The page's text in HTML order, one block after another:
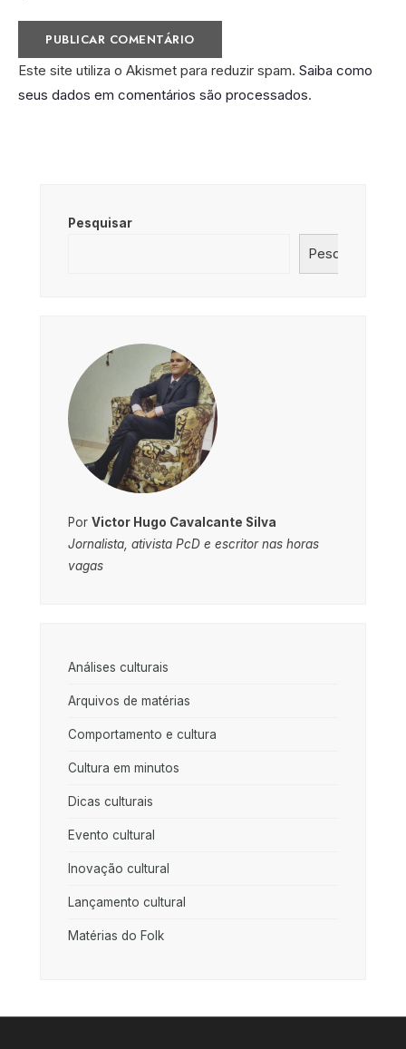
Este site utiliza o Akismet para reduzir spam. Saiba como
seus dados em comentários são processados.
Pesquisar
Pesquisar
Por Victor Hugo Cavalcante Silva
Jornalista, ativista PcD e escritor nas horas
vagas
Análises culturais
Arquivos de matérias
Comportamento e cultura
Cultura em minutos
Dicas culturais
Evento cultural
Inovação cultural
Lançamento cultural
Matérias do Folk